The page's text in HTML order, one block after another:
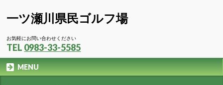
一ツ瀬川県民ゴルフ場
お気軽にお問い合わせください
TEL 0983-33-5585
MENU